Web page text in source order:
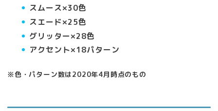
スムース×30色
スエード×25色
グリッター×28色
アクセント×18パターン
※色・パターン数は2020年4月時点のもの